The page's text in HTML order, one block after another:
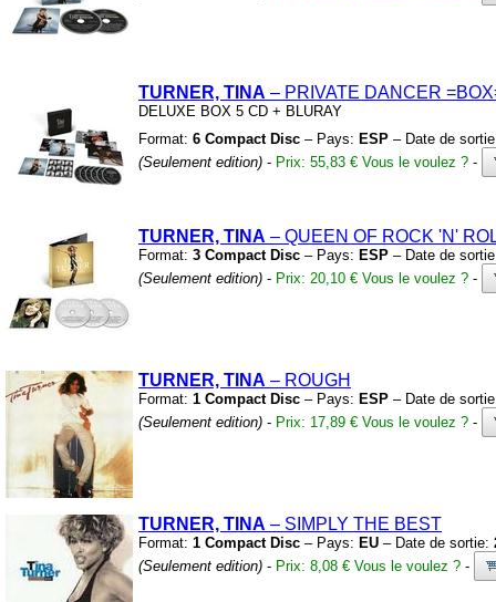
TURNER, TINA – PRIVATE DANCER
DELUXE BOX 5 CD + BLURAY
Format: 6 Compact Disc – Pays: ESP – Date de
(Seulement edition) - Prix: 55,83 € Vous le voulez ? -
TURNER, TINA – QUEEN OF ROCK 'N'
Format: 3 Compact Disc – Pays: ESP – Date de
(Seulement edition) - Prix: 20,10 € Vous le voulez ? -
TURNER, TINA – ROUGH
Format: 1 Compact Disc – Pays: ESP – Date de
(Seulement edition) - Prix: 17,89 € Vous le voulez ? -
TURNER, TINA – SIMPLY THE BEST
Format: 1 Compact Disc – Pays: EU – Date de sortie:
(Seulement edition) - Prix: 8,08 € Vous le voulez ? -